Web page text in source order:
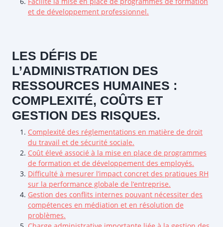
et de développement professionnel.
LES DÉFIS DE
L’ADMINISTRATION DES
RESSOURCES HUMAINES :
COMPLEXITÉ, COÛTS ET
GESTION DES RISQUES.
Complexité des réglementations en matière de droit
du travail et de sécurité sociale.
Coût élevé associé à la mise en place de programmes
de formation et de développement des employés.
Difficulté à mesurer l’impact concret des pratiques RH
sur la performance globale de l’entreprise.
Gestion des conflits internes pouvant nécessiter des
compétences en médiation et en résolution de
problèmes.